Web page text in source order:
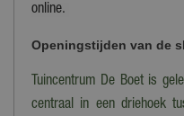
online.
Openingstijden van de
Tuincentrum De Boet is
centraal in een driehoek